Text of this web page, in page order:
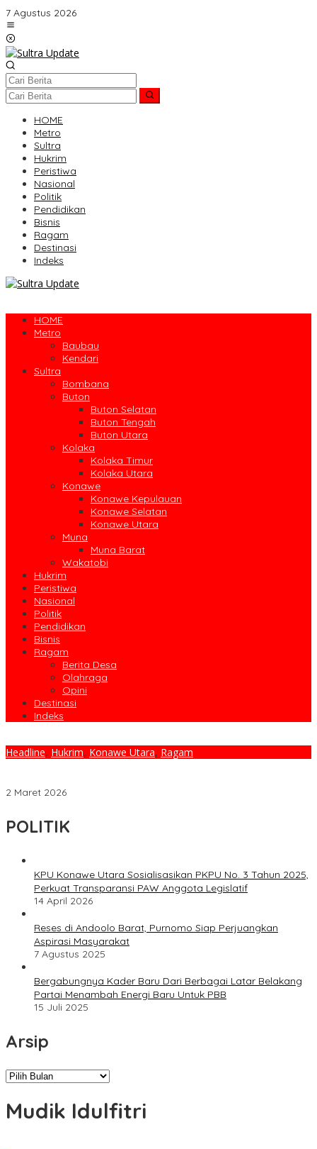
Lewati
ke
konten
7 Agustus 2026
HOME
Metro
Sultra
Hukrim
Peristiwa
Nasional
Politik
Pendidikan
Bisnis
Ragam
Destinasi
Indeks
HOME
Metro
Baubau
Kendari
Sultra
Bombana
Buton
Buton Selatan
Buton Tengah
Buton Utara
Kolaka
Kolaka Timur
Kolaka Utara
Konawe
Konawe Kepulauan
Konawe Selatan
Konawe Utara
Muna
Muna Barat
Wakatobi
Hukrim
Peristiwa
Nasional
Politik
Pendidikan
Bisnis
Ragam
Berita Desa
Olahraga
Opini
Destinasi
Indeks
Headline, Hukrim, Konawe Utara, Ragam
2 Maret 2026
POLITIK
KPU Konawe Utara Sosialisasikan PKPU No. 3 Tahun 2025,
Perkuat Transparansi PAW Anggota Legislatif
14 April 2026
Reses di Andoolo Barat, Purnomo Siap Perjuangkan
Aspirasi Masyarakat
7 Agustus 2025
Bergabungnya Kader Baru Dari Berbagai Latar Belakang
Partai Menambah Energi Baru Untuk PBB
15 Juli 2025
Arsip
Arsip
Mudik Idulfitri